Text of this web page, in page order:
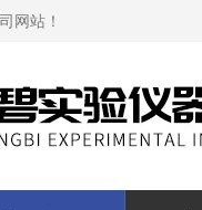
网站！